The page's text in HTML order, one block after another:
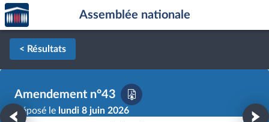
Aller au contenu
Aller en bas de la page
Accèder
à la
page
d'accueil
Assemblée nationale
< Résultats
Amendement n°43
Déposé le lundi 8 juin 2026